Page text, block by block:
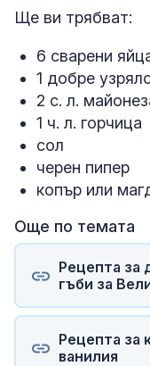
Ще ви трябват:
6 сварени
1 добре
2 с. л.
1 ч. л. горчица
сол
черен пипер
копър или
Още по темата
Рецепта за
гъби за
Рецепта за
ванилия